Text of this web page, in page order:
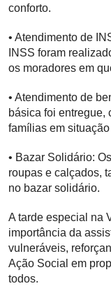
conforto.
• Atendimento de
INSS foram
os moradores em
• Atendimento de
básica foi entregue,
famílias em
• Bazar Solidário:
roupas e calçados,
no bazar solidário.
A tarde especial na
importância da
vulneráveis,
Ação Social em
todos.